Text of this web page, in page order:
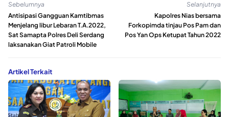
Sebelumnya
Antisipasi Gangguan Kamtibmas
Menjelang libur Lebaran T.A.2022,
Sat Samapta Polres Deli Serdang
laksanakan Giat Patroli Mobile
Selanjutnya
Kapolres Nias bersama
Forkopimda tinjau Pos Pam dan
Pos Yan Ops Ketupat Tahun 2022
Artikel Terkait